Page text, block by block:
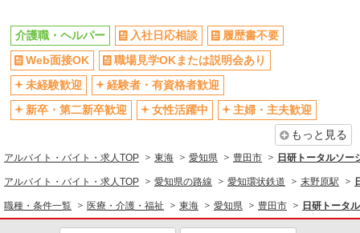
につけて長く働く♪
時給1500円〜2150円 ＜日払い有/週払い有/交
通費全支給(ガソリン代含む)＞
豊田市◎車通勤OK
キープ 詳細を見る
派遣社員
株式会社kotrio /●NG-H-2031934
ート※日払いOK
時給1260円〜2000円≪交通費全額支給（ガソ
介護職・ヘルパー 入社日応相談
履歴書不要
Web面接OK
職場見学OKまたは説明会あり
未経験歓迎
経験者・有資格者歓迎
新卒・第二新卒歓迎
女性活躍中
主婦・主夫歓迎
もっと見る
アルバイト・バイト・求人TOP 東海 愛知県 豊田市 日研トータルソ
アルバイト・バイト・求人TOP 愛知県の路線 愛知環状鉄道 末野原駅
職種・条件一覧 医療・介護・福祉 東海 愛知県 豊田市 日研トータ